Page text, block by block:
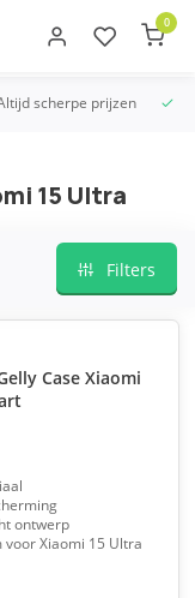
0
scherpe prijzen
15 Ultra
Filters
Case Xiaomi
ontwerp
voor Xiaomi 15 Ultra